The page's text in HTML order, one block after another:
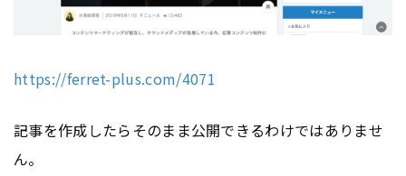
https://ferret-plus.com/4071
記事を作成したらそのまま公開できるわけではありませ
ん。